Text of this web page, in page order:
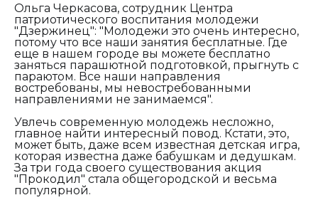
Ольга Черкасова, сотрудник Центра
патриотического воспитания молодежи
"Дзержинец": "Молодежи это очень интересно,
потому что все наши занятия бесплатные. Где
еще в нашем городе вы можете бесплатно
заняться парашютной подготовкой, прыгнуть с
параютом. Все наши направления
востребованы, мы невостребованными
направлениями не занимаемся".
Увлечь современную молодежь несложно,
главное найти интересный повод. Кстати, это,
может быть, даже всем известная детская игра,
которая известна даже бабушкам и дедушкам.
За три года своего существования акция
"Прокодил" стала общегородской и весьма
популярной.